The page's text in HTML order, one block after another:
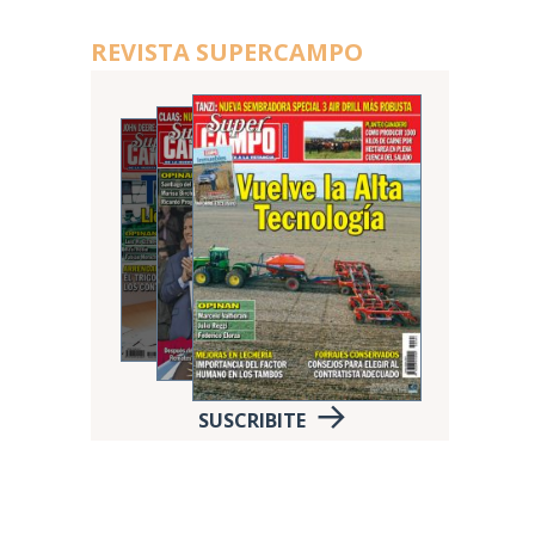
REVISTA SUPERCAMPO
SUSCRIBITE